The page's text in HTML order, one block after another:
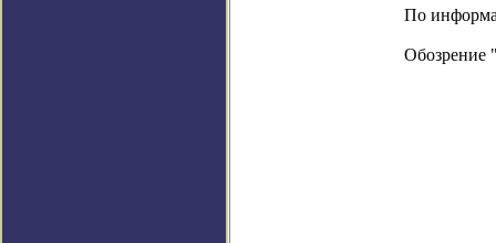
По
Обозрение